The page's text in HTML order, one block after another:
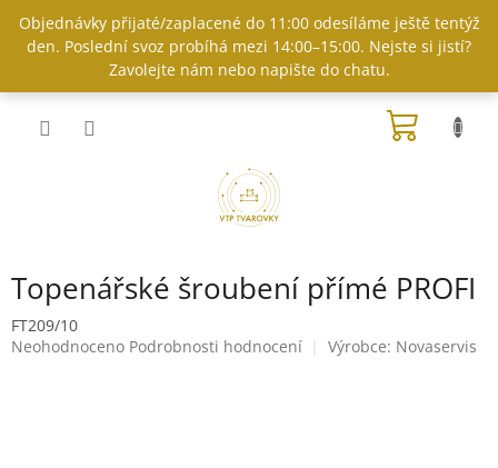
obsah
Objednávky přijaté/zaplacené do 11:00 odesíláme ještě tentýž
den. Poslední svoz probíhá mezi 14:00–15:00. Nejste si jistí?
Zavolejte nám nebo napište do chatu.
Topenářské šroubení přímé PROFI
FT209/10
Průměrné
Neohodnoceno Podrobnosti hodnocení Výrobce: Novaservis